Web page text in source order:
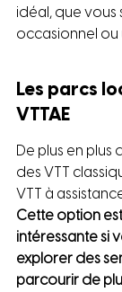
idéal, que vous
occasionnel ou
Les parcs
VTTAE
De plus en
des VTT
VTT à
Cette option
intéressante si
explorer des
parcourir de